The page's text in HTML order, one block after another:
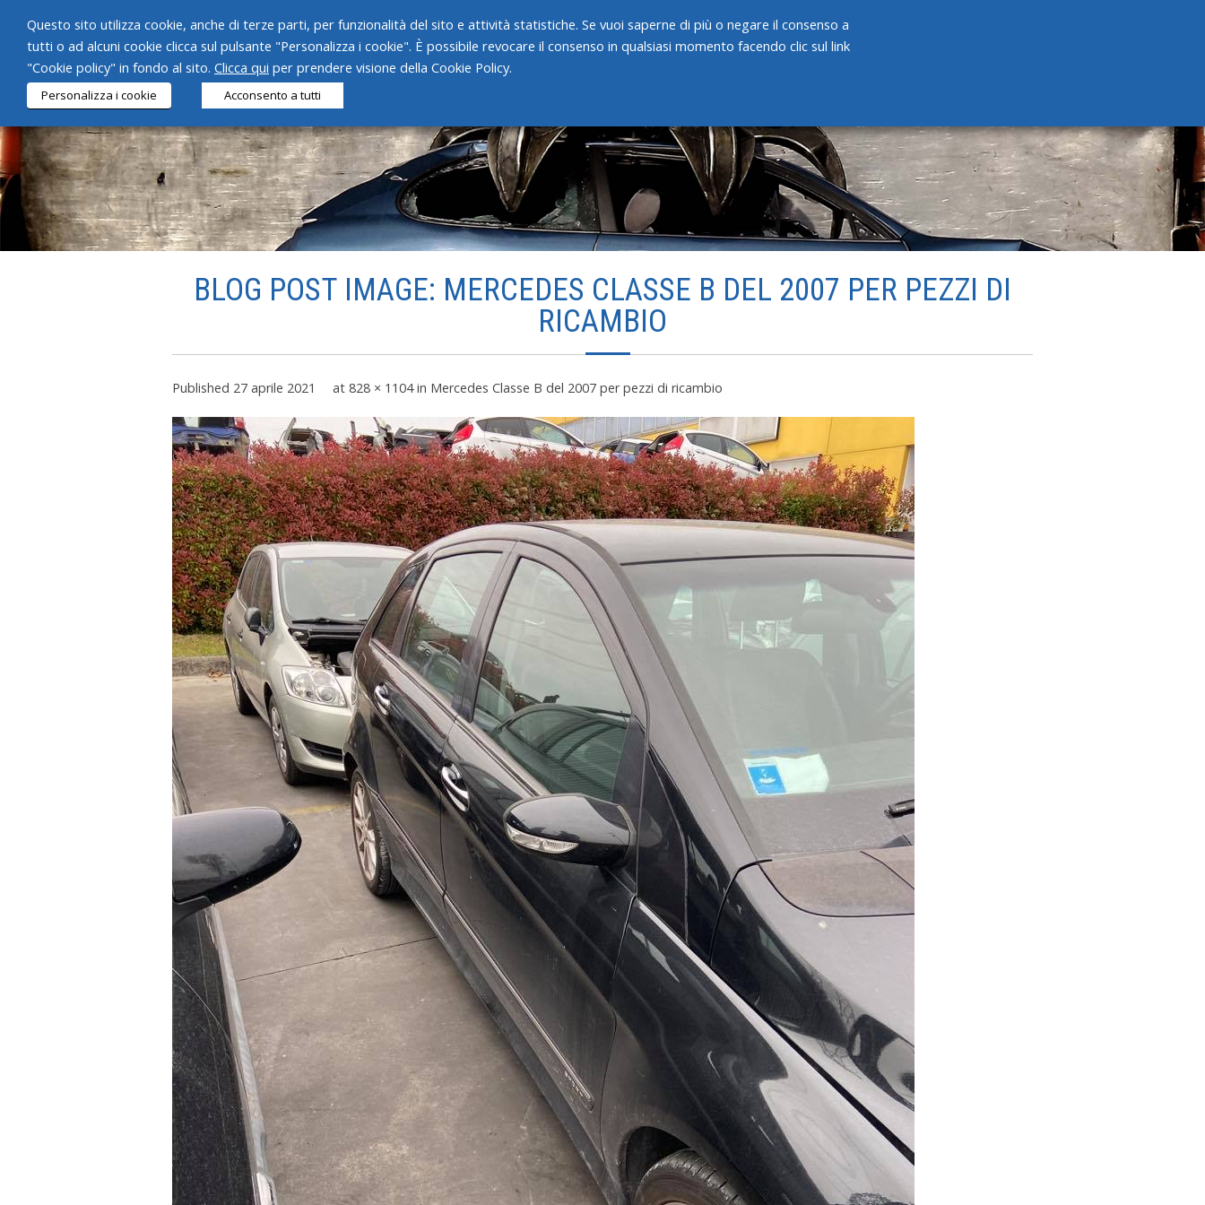
HOME CHI SIAMO SERVIZI PRODOTTI
BLOG POST IMAGE: MERCEDES CLASSE B DEL 2007 PER PEZZI DI
RICAMBIO
Published 27 aprile 2021 at 828 × 1104in Mercedes Classe B del 2007 per pezzi di ricambio
Questo sito utilizza cookie, anche di terze parti, per funzionalità del sito e attività statistiche. Se vuoi saperne di più o negare il consenso a
tutti o ad alcuni cookie clicca sul pulsante "Personalizza i cookie". È possibile revocare il consenso in qualsiasi momento facendo clic sul link
"Cookie policy" in fondo al sito. Clicca qui per prendere visione della Cookie Policy.
Personalizza i cookie Acconsento a tutti